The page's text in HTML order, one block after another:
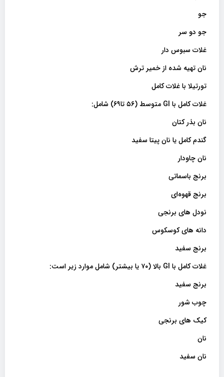
جو
جو دو سر
غلات سبوس دار
نان تهیه شده از خمیر ترش
تورتیلا با غلات کامل
غلات کامل با GI متوسط ​​(۵۶ تا۶۹) شامل:
نان بذر کتان
گندم کامل یا نان پیتا سفید
نان چاودار
برنج باسماتی
برنج قهوه‌ای
نودل های برنجی
دانه های کوسکوس
برنج سفید
غلات کامل با GI بالا (۷۰ یا بیشتر) شامل موارد زیر است:
برنج سفید
چوب شور
کیک های برنجی
نان
نان سفید